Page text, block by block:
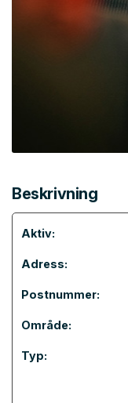
Beskrivning
Aktiv:
Adress:
Postnummer:
Område:
Typ: